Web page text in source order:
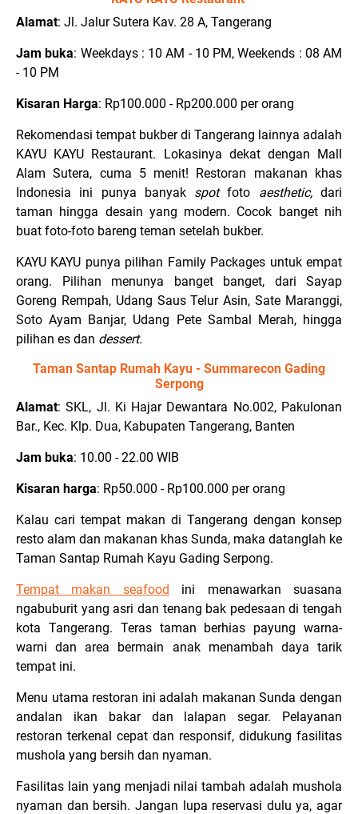
Alamat: Jl. Jalur Sutera Kav. 28 A, Tangerang
Jam buka: Weekdays : 10 AM - 10 PM, Weekends : 08 AM
- 10 PM
Kisaran Harga: Rp100.000 - Rp200.000 per orang
Rekomendasi tempat bukber di Tangerang lainnya adalah
KAYU KAYU Restaurant. Lokasinya dekat dengan Mall
Alam Sutera, cuma 5 menit! Restoran makanan khas
Indonesia ini punya banyak spotfoto aesthetic,dari
taman hingga desain yang modern. Cocok banget nih
buat foto-foto bareng teman setelah bukber.
KAYU KAYU punya pilihan Family Packages untuk empat
orang. Pilihan menunya banget banget, dari Sayap
Goreng Rempah, Udang Saus Telur Asin, Sate Maranggi,
Soto Ayam Banjar, Udang Pete Sambal Merah, hingga
pilihan es dan dessert.
Taman Santap Rumah Kayu - Summarecon Gading
Serpong
Alamat: SKL, Jl. Ki Hajar Dewantara No.002, Pakulonan
Bar., Kec. Klp. Dua, Kabupaten Tangerang, Banten
Jam buka: 10.00 - 22.00 WIB
Kisaran harga: Rp50.000 - Rp100.000 per orang
Kalau cari tempat makan di Tangerang dengan konsep
resto alam dan makanan khas Sunda, maka datanglah ke
Taman Santap Rumah Kayu Gading Serpong.
Tempat makan seafood ini menawarkan suasana
ngabuburit yang asri dan tenang bak pedesaan di tengah
kota Tangerang. Teras taman berhias payung warna-
warni dan area bermain anak menambah daya tarik
tempat ini.
Menu utama restoran ini adalah makanan Sunda dengan
andalan ikan bakar dan lalapan segar. Pelayanan
restoran terkenal cepat dan responsif, didukung fasilitas
mushola yang bersih dan nyaman.
Fasilitas lain yang menjadi nilai tambah adalah mushola
nyaman dan bersih. Jangan lupa reservasi dulu ya, agar